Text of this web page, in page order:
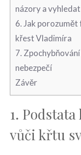
názory a
6. Jak
křest Vladimíra
7.
nebezpečí
Závěr
1.
vůči křtu